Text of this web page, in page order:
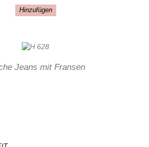
Hinzufügen
Jeans mit Fransen